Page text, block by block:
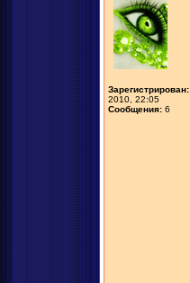
Зарегистрирован:
2010, 22:05
Сообщения: 6